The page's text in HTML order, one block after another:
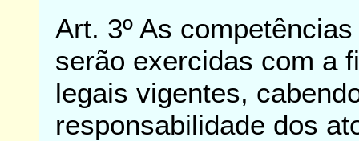
Art. 3º As
serão exercidas com a
legais vigentes,
responsabilidade dos